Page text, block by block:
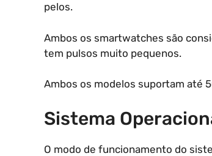
pelos.
Ambos os smartwatches são
tem pulsos muito pequenos.
Ambos os modelos suportam até
Sistema
O modo de funcionamento do